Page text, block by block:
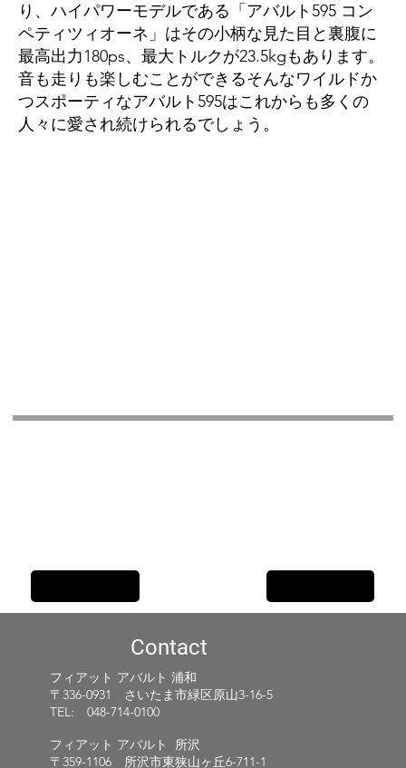
り、ハイパワーモデルである「アバルト595 コン
ペティツィオーネ」はその小柄な見た目と裏腹に
最高出力180ps、最大トルクが23.5kgもあります。
音も走りも楽しむことができるそんなワイルドか
つスポーティなアバルト595はこれからも多くの
人々に愛され続けられるでしょう。
Contact
フィアット アバルト 浦和
〒336-0931 さいたま市緑区原山3-16-5
TEL: 048-714-0100
フィアット アバルト 所沢
〒359-1106 所沢市東狭山ヶ丘6-711-1